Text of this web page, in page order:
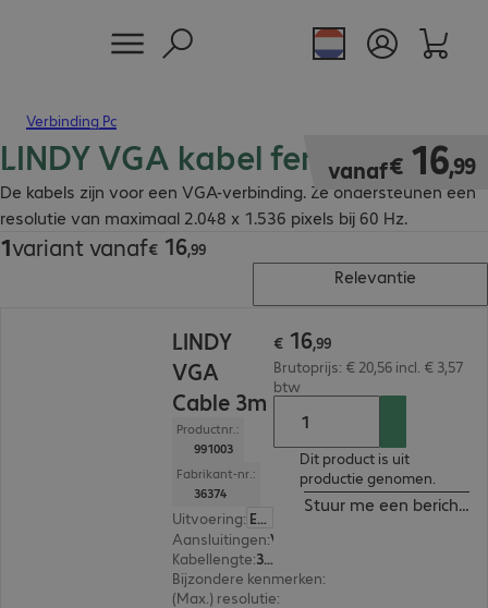
Verbinding Pc
LINDY VGA kabel ferrietkern
De kabels zijn voor een VGA-verbinding. Ze ondersteunen een
resolutie van maximaal 2.048 x 1.536 pixels bij 60 Hz.
vanaf€ 16,99
€ 16,99
1variant vanaf€ 16,99
€ 16,99
Relevantie
LINDY
VGA
Cable 3m
Productnr.:
991003
Fabrikant-nr.:
36374
Uitvoering:
Europa
Aansluitingen:
Kabellengte: 3 m
Bijzondere kenmerken:
(Max.) resolutie:
€ 16,99
Brutoprijs: € 20,56 incl. € 3,57
btw
Dit product is uit
productie genomen.
Stuur me een bericht